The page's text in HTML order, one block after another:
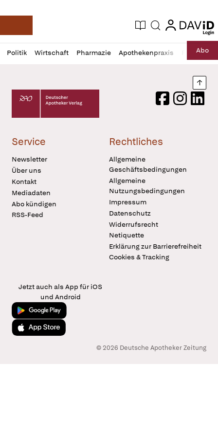
Deutsche Apotheker Zeitung
Aktuelle Ausgabe
Suche login
login
Politik Wirtschaft Pharmazie Apothekenpraxis RechtAbo
Profil
öffnen
Daz
Pur
Deutscher Apotheker Verlag Logo
FacebookInstagram
Service
Newsletter
Über uns
Kontakt
Mediadaten
Abo kündigen
RSS-Feed
Rechtliches
Allgemeine
Geschäftsbedingungen
Allgemeine
Nutzungsbedingungen
Impressum
Datenschutz
Widerrufsrecht
Netiquette
Erklärung zur Barrierefreiheit
Cookies & Tracking
Jetzt auch als App für iOS
und Android
Jetzt bei Google Play
Laden im App Store
© 2026 Deutsche Apotheker Zeitung